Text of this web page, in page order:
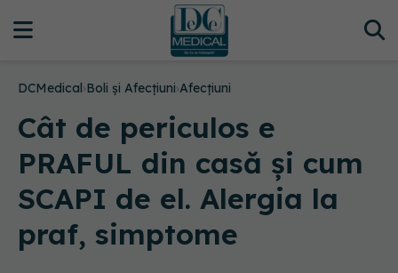
DCMedical›Boli și Afecțiuni›Afecțiuni
Cât de periculos e
PRAFUL din casă și cum
SCAPI de el. Alergia la
praf, simptome